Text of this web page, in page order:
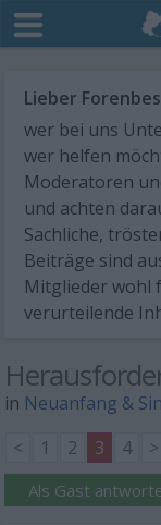
Lieber
wer bei uns
wer helfen
Moderatoren
und achten
Sachliche,
Beiträge sind
Mitglieder wohl
verurteilende
in Neuanfang &
<
1 2 3 4 >
Als Gast